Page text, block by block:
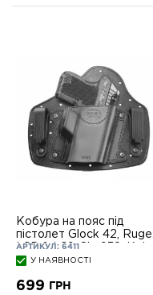
Кобура на пояс під
пістолет Glock 42, Ruger
LCP & LC9, Sig 938, Kel-
Tec P32, Colt Mustang,
АРТИКУЛ: 6411
У НАЯВНОСТІ
699 ГРН